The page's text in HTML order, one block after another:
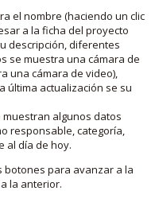
el nombre (haciendo un clic
a la ficha del proyecto
descripción, diferentes
se muestra una cámara de
una cámara de video),
última actualización se su
muestran algunos datos
responsable, categoría,
al día de hoy.
botones para avanzar a la
la anterior.